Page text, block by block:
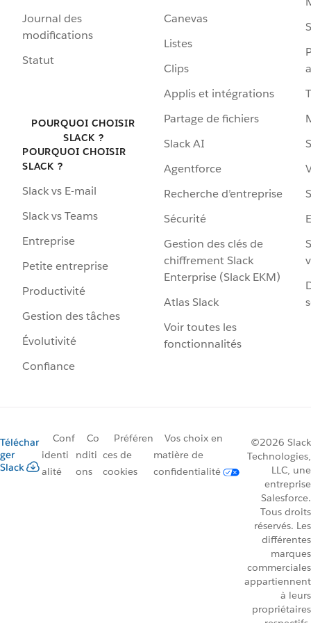
Journal des
modifications
Statut
POURQUOI CHOISIR
SLACK ?
POURQUOI CHOISIR
SLACK ?
Slack vs E-mail
Slack vs Teams
Entreprise
Petite entreprise
Productivité
Gestion des tâches
Évolutivité
Confiance
Canevas
Listes
Clips
Applis et intégrations
Partage de fichiers
Slack AI
Agentforce
Recherche d’entreprise
Sécurité
Gestion des clés de
chiffrement Slack
Enterprise (Slack EKM)
Atlas Slack
Voir toutes les
fonctionnalités
Téléchar
ger
Slack
Conf
identi
alité
Co
nditi
ons
Préféren
ces de
cookies
Vos choix en
matière de
confidentialité
©2026 Slack
Technologies,
LLC, une
entreprise
Salesforce.
Tous droits
réservés. Les
différentes
marques
commerciales
appartiennent
à leurs
propriétaires